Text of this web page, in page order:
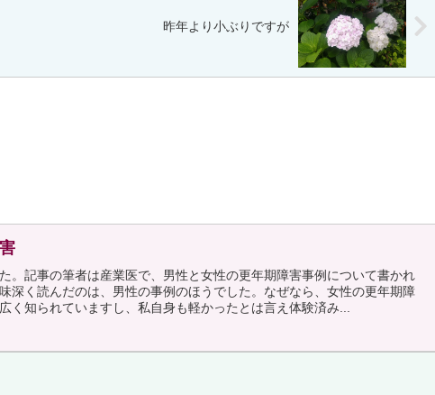
昨年より小ぶりですが
。記事の筆者は産業医で、男性と女性の更年期障害事例について書かれ
深く読んだのは、男性の事例のほうでした。なぜなら、女性の更年期障
く知られていますし、私自身も軽かったとは言え体験済み...